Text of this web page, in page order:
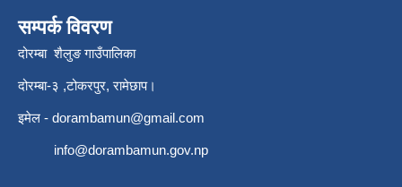
सम्पर्क विवरण
दोरम्बा शैलुङ गाउँपालिका
दोरम्बा-३ ,टोकरपुर, रामेछाप।
इमेल - dorambamun@gmail.com
info@dorambamun.gov.np